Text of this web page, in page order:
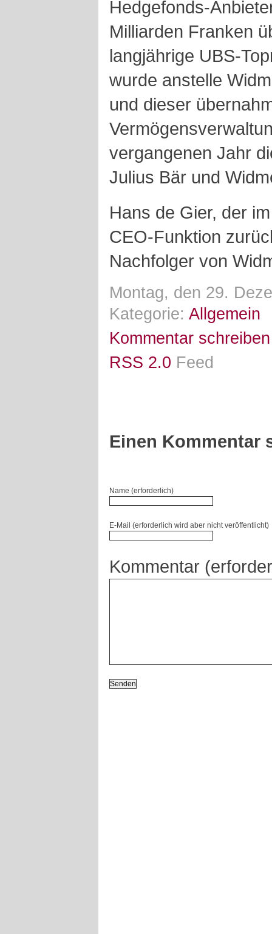
Hedgefonds-
Milliarden Franken
langjährige UBS-
wurde anstelle
und dieser
vergangenen Jahr
Julius Bär und
Hans de Gier, der
CEO-Funktion
Nachfolger von
Montag, den 29.
Kategorie: Allgemein
Kommentar schreiben
RSS 2.0 Feed
Einen Kommentar
Name (erforderlich)
E-Mail (erforderlich wird aber nicht veröffentlicht)
Kommentar